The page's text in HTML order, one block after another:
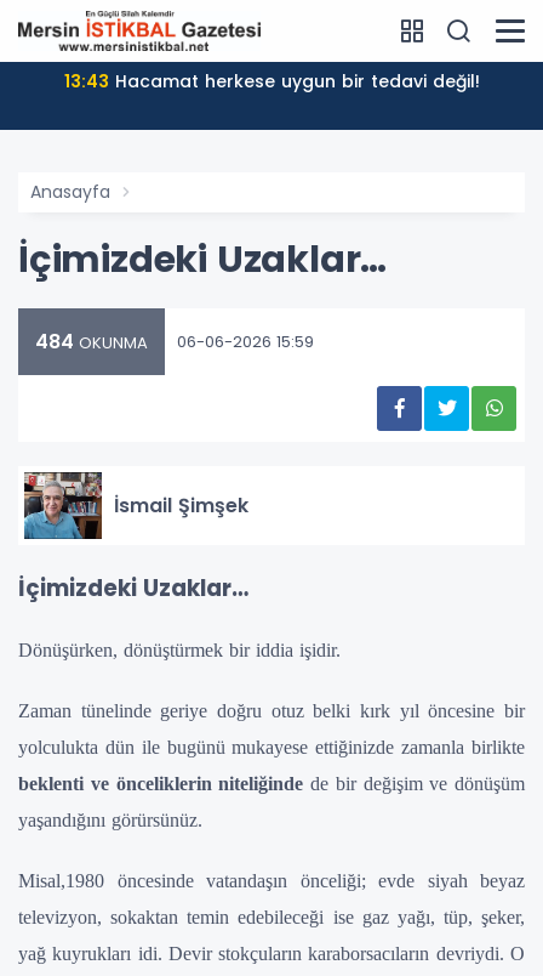
13:43 Hacamat herkese uygun bir tedavi değil!
Anasayfa
İçimizdeki Uzaklar…
484 OKUNMA 06-06-2026 15:59
İsmail Şimşek
İçimizdeki Uzaklar…
Dönüşürken, dönüştürmek bir iddia işidir.
Zaman tünelinde geriye doğru otuz belki kırk yıl öncesine bir
yolculukta dün ile bugünü mukayese ettiğinizde zamanla birlikte
beklenti ve önceliklerin niteliğinde de bir değişim ve dönüşüm
yaşandığını görürsünüz.
Misal,1980 öncesinde vatandaşın önceliği; evde siyah beyaz
televizyon, sokaktan temin edebileceği ise gaz yağı, tüp, şeker,
yağ kuyrukları idi. Devir stokçuların karaborsacıların devriydi. O